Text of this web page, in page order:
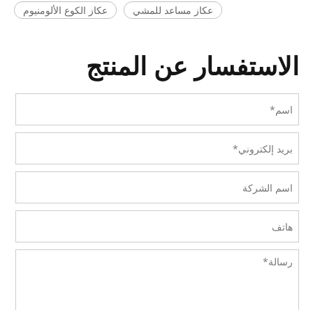
عكاز الكوع الألومنيوم
عكاز مساعد للمشي
الاستفسار عن المنتج